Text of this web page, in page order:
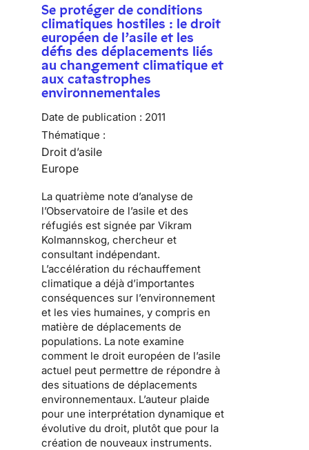
Se protéger de conditions
climatiques hostiles : le droit
européen de l’asile et les
défis des déplacements liés
au changement climatique et
aux catastrophes
environnementales
Date de publication : 2011
Thématique :
Droit d’asile
Europe
La quatrième note d’analyse de
l’Observatoire de l’asile et des
réfugiés est signée par Vikram
Kolmannskog, chercheur et
consultant indépendant.
L’accélération du réchauffement
climatique a déjà d’importantes
conséquences sur l’environnement
et les vies humaines, y compris en
matière de déplacements de
populations. La note examine
comment le droit européen de l’asile
actuel peut permettre de répondre à
des situations de déplacements
environnementaux. L’auteur plaide
pour une interprétation dynamique et
évolutive du droit, plutôt que pour la
création de nouveaux instruments.